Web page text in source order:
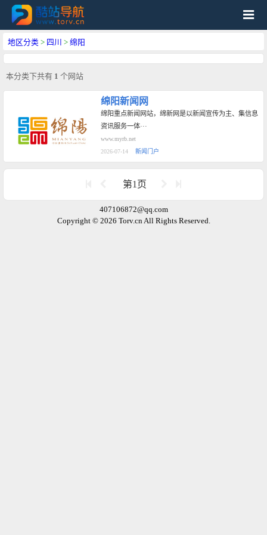
地区分类 > 四川 > 绵阳
本分类下共有 1 个网站
绵阳新闻网
绵阳重点新闻网站，绵新网是以新闻宣传为主、集信息
资讯服务一体···
www.myrb.net
2026-07-14
新闻门户
第1页
407106872@qq.com
Copyright © 2026 Torv.cn All Rights Reserved.